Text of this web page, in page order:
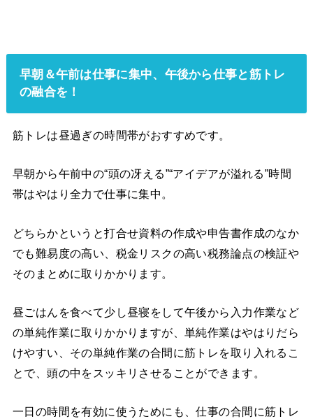
早朝＆午前は仕事に集中、午後から仕事と筋トレ
の融合を！
筋トレは昼過ぎの時間帯がおすすめです。
早朝から午前中の“頭の冴える”“アイデアが溢れる”時間
帯はやはり全力で仕事に集中。
どちらかというと打合せ資料の作成や申告書作成のなか
でも難易度の高い、税金リスクの高い税務論点の検証や
そのまとめに取りかかります。
昼ごはんを食べて少し昼寝をして午後から入力作業など
の単純作業に取りかかりますが、単純作業はやはりだら
けやすい、その単純作業の合間に筋トレを取り入れるこ
とで、頭の中をスッキリさせることができます。
一日の時間を有効に使うためにも、仕事の合間に筋トレ